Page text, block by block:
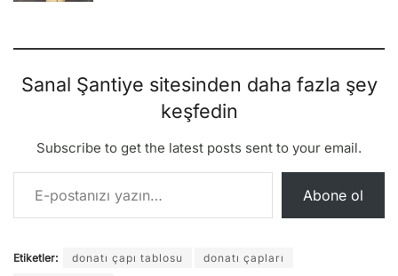
Sanal Şantiye sitesinden daha fazla şey
keşfedin
Subscribe to get the latest posts sent to your email.
E-postanızı yazın…
Abone ol
Etiketler: donatı çapı tablosu
donatı çapları